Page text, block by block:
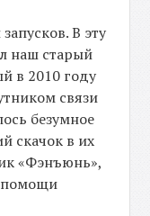
В эту
наш старый
в 2010 году
связи
безумное
скачок в их
«Фэнъюнь»,
помощи